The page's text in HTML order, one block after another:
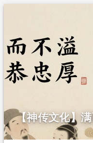
2.2. 公私分明，不居恩
2.3.
宽厚待人，隐人过
2.4.满而不溢，福泽子
【神传文化】